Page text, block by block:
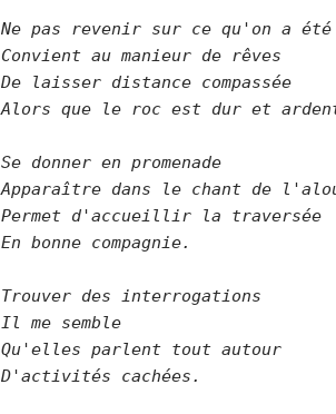
Ne pas revenir sur ce qu'on a
Convient au manieur de rêves
De laisser distance compassée
Alors que le roc est dur et
Se donner en promenade
Apparaître dans le chant de
Permet d'accueillir la
En bonne compagnie.
Trouver des interrogations
Il me semble
Qu'elles parlent tout autour
D'activités cachées.